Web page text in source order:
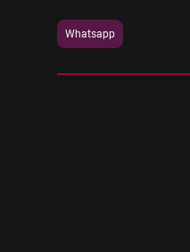
Whatsapp